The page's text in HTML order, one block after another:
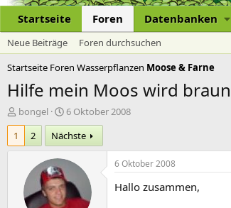
Startseite Foren Datenbanken
Neue Beiträge
Foren durchsuchen
Startseite Foren Wasserpflanzen Moose & Farne
Hilfe mein Moos wird
E
r
t
bongel
E
r
s
t
e
l
l
t
6 Oktober 2008
1
2 Nächste
6 Oktober 2008
Hallo zusammen,